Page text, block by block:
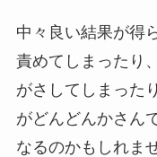
中々良い結果が得
責めてしまったり
がさしてしまった
がどんどんかさん
なるのかもしれま